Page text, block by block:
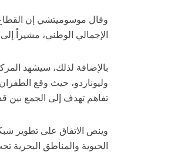
الإجمالي الوطني، مشيراً
بالإضافة لذلك، سيشهد
وليوناردو، حيث وقع الطفران
تفاهم تهدف إلى الجمع بين
وينص الاتفاق على تطوير
الحيوية والمناطق البحرية